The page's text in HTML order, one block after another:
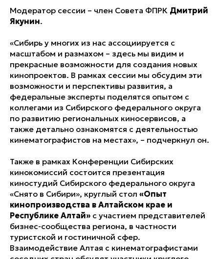
Модератор сессии – член Совета ФПРК Дмитрий
Якунин.
«Сибирь у многих из нас ассоциируется с
масштабом и размахом – здесь мы видим и
прекрасные возможности для создания новых
кинопроектов. В рамках сессии мы обсудим эти
возможности и перспективы развития, а
федеральные эксперты поделятся опытом с
коллегами из Сибирского федерального округа
по развитию региональных киносервисов, а
также детально ознакомятся с деятельностью
кинематографистов на местах», – подчеркнул он.
Также в рамках Конференции Сибирских
кинокомиссий состоится презентация
киностудий Сибирского федерального округа
«Снято в Сибири», круглый стол «Опыт
кинопроизводства в Алтайском крае и
Республике Алтай» с участием представителей
бизнес-сообщества региона, в частности
туристской и гостиничной сфер.
Взаимодействие Алтая с кинематографистами